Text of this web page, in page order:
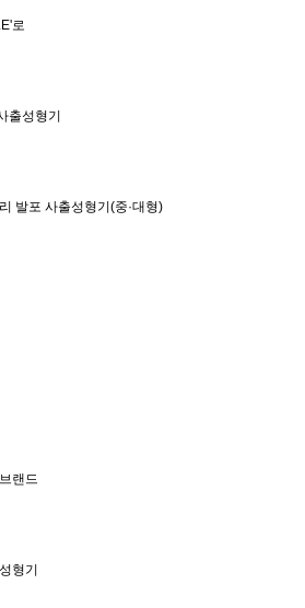
로
출성형기
발포 사출성형기(중·대형)
랜드
형기